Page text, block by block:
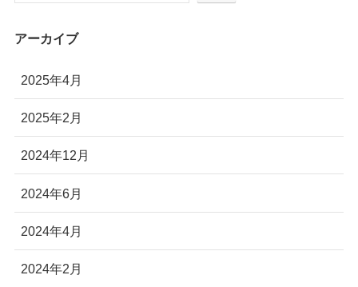
アーカイブ
2025年4月
2025年2月
2024年12月
2024年6月
2024年4月
2024年2月